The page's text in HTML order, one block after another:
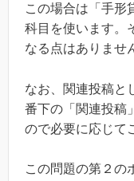
この場合は「手形
科目を使います。
なる点はありませ
なお、関連投稿と
番下の「関連投稿
ので必要に応じて
この問題の第２の